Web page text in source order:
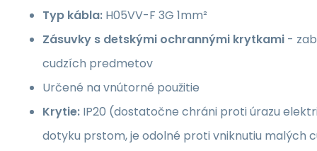
Typ kábla: H05VV-F 3G 1mm²
Zásuvky s detskými ochrannými krytkami -
cudzích predmetov
Určené na vnútorné použitie
Krytie: IP20 (dostatočne chráni proti úrazu
dotyku prstom, je odolné proti vniknutiu malých